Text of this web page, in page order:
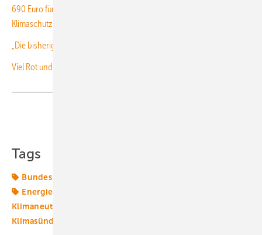
690 Euro für eine Tonne CO
Klimaschutz sabotieren
„Die bisherige Klimapolitik hat eine soziale Schieflage“
Viel Rot und wenig Grün auf der deutschen Umweltampel
Tags
Bundespolitik
Energiemärkte weltweit
Klimaneutralität
Klimasünder